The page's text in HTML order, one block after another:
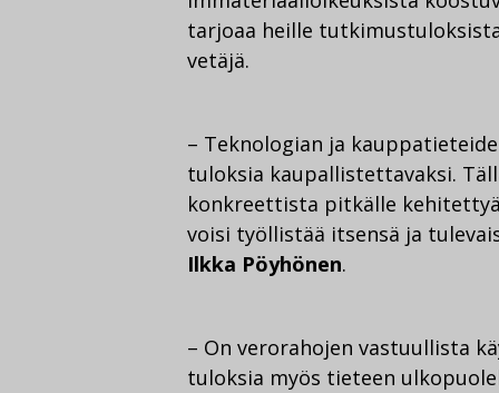
tarjoaa heille
vetäjä.
– Teknologian ja
tuloksia kaupallistettavaksi.
konkreettista pitkälle
voisi työllistää itsensä ja
Ilkka Pöyhönen.
– On verorahojen vastuullista
tuloksia myös tieteen